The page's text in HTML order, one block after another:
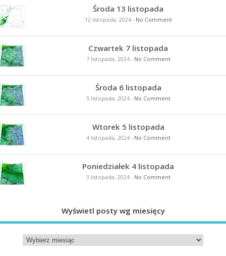
Środa 13 listopada
12 listopada, 2024- No Comment
Czwartek 7 listopada
7 listopada, 2024- No Comment
Środa 6 listopada
5 listopada, 2024- No Comment
Wtorek 5 listopada
4 listopada, 2024- No Comment
Poniedziałek 4 listopada
3 listopada, 2024- No Comment
Wyświetl posty wg miesięcy